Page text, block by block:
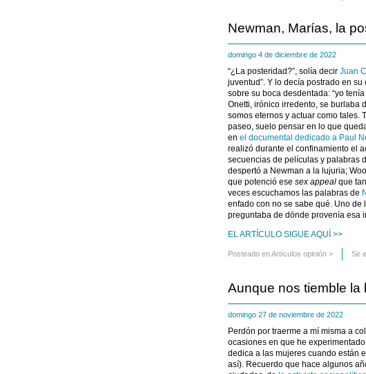
Newman, Marías, la
domingo 4 de diciembre de 2022
“¿La posteridad?”, solía decir Juan
juventud”. Y lo decía postrado en
sobre su boca desdentada: “yo
Onetti, irónico irredento, se burlaba
somos eternos y actuar como tales.
paseo, suelo pensar en lo que
en el documental dedicado a Paul
realizó durante el confinamiento el
secuencias de películas y palabras
despertó a Newman a la lujuria;
que potenció ese sex appeal que
veces escuchamos las palabras de
enfado con no se sabe qué. Uno
preguntaba de dónde provenía esa
EL ARTÍCULO SIGUE AQUÍ >>
Posteado enArtículos opinión > Se
Aunque nos tiemble la
domingo 27 de noviembre de 2022
Perdón por traerme a mí misma a
ocasiones en que he
dedica a las mujeres cuando están
así). Recuerdo que hace algunos